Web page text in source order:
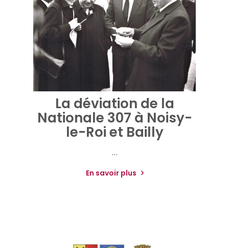
La déviation de la
Nationale 307 à Noisy-
le-Roi et Bailly
…
En savoir plus